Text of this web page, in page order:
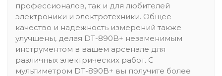
профессионалов, так и для любителей
электроники и электротехники. Общее
качество и надежность измерений также
улучшены, делая DT-890B+ незаменимым
инструментом в вашем арсенале для
различных электрических работ. С
мультиметром DT-890B+ вы получите более